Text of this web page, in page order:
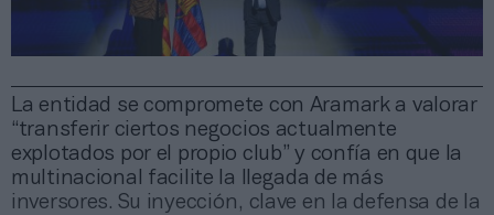
La entidad se compromete con Aramark a valorar
“transferir ciertos negocios actualmente
explotados por el propio club” y confía en que la
multinacional facilite la llegada de más
inversores. Su inyección, clave en la defensa de la